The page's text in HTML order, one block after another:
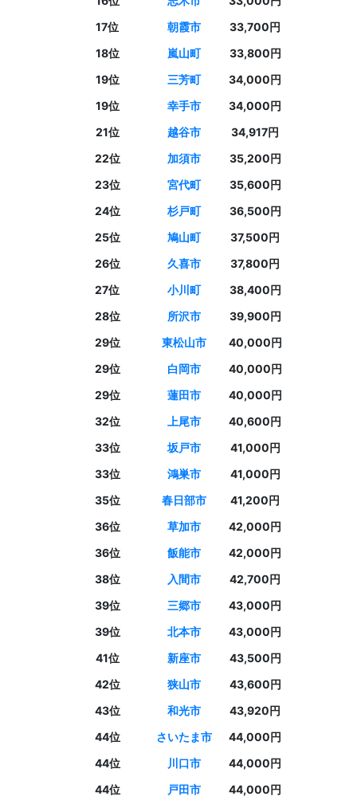
17位
朝霞市
33,700円
18位
嵐山町
33,800円
19位
三芳町
34,000円
19位
幸手市
34,000円
21位
越谷市
34,917円
22位
加須市
35,200円
23位
宮代町
35,600円
24位
杉戸町
36,500円
25位
鳩山町
37,500円
26位
久喜市
37,800円
27位
小川町
38,400円
28位
所沢市
39,900円
29位
東松山市
40,000円
29位
白岡市
40,000円
29位
蓮田市
40,000円
32位
上尾市
40,600円
33位
坂戸市
41,000円
33位
鴻巣市
41,000円
35位
春日部市
41,200円
36位
草加市
42,000円
36位
飯能市
42,000円
38位
入間市
42,700円
39位
三郷市
43,000円
39位
北本市
43,000円
41位
新座市
43,500円
42位
狭山市
43,600円
43位
和光市
43,920円
44位
さいたま市
44,000円
44位
川口市
44,000円
44位
戸田市
44,000円